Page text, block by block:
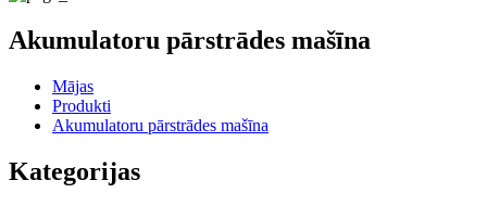
Akumulatoru pārstrādes mašīna
Mājas
Produkti
Akumulatoru pārstrādes mašīna
Kategorijas